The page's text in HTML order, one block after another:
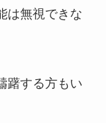
は無視できな
躇する方もい